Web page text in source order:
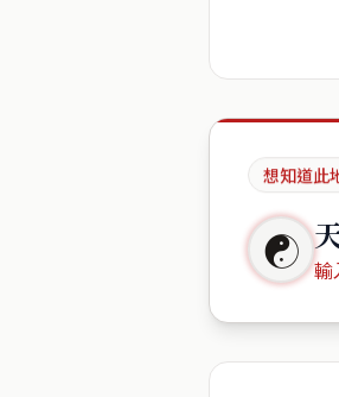
想知道此
☯ 輸